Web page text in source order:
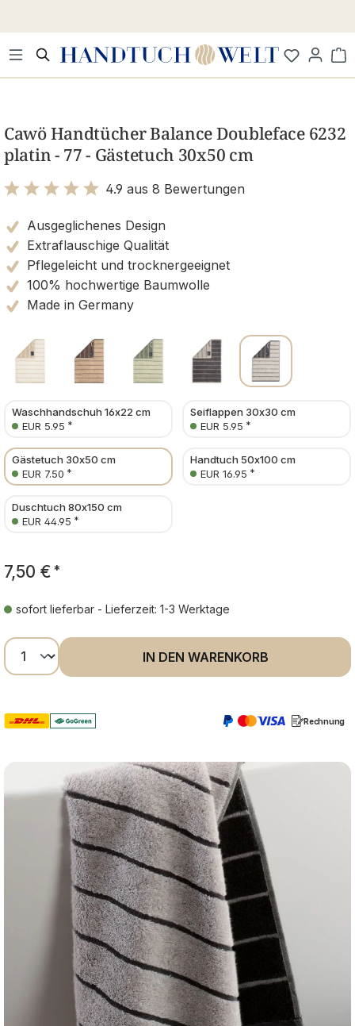
Cawö Handtücher Balance Doubleface 6232
platin - 77 - Gästetuch 30x50 cm
4.9 aus 8 Bewertungen
Ausgeglichenes Design
Extraflauschige Qualität
Pflegeleicht und trocknergeeignet
100% hochwertige Baumwolle
Made in Germany
Waschhandschuh 16x22 cm
EUR 5.95 *
Seiflappen 30x30 cm
EUR 5.95 *
Gästetuch 30x50 cm
EUR 7.50 *
Handtuch 50x100 cm
EUR 16.95 *
Duschtuch 80x150 cm
EUR 44.95 *
7,50 € *
sofort lieferbar - Lieferzeit: 1-3 Werktage
Produkt Anzahl: Gib den gewünschten
IN DEN WARENKORB
Rechnung